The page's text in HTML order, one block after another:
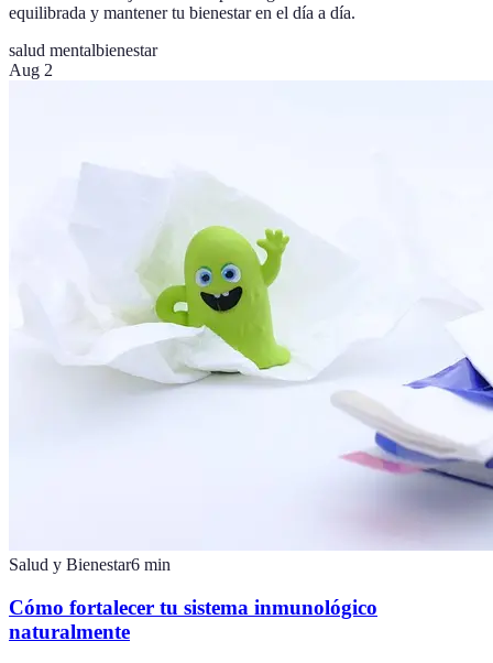
equilibrada y mantener tu bienestar en el día a día.
salud mentalbienestar
Aug 2
Salud y Bienestar6 min
Cómo fortalecer tu sistema inmunológico
naturalmente